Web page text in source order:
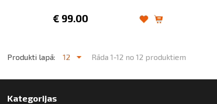
€ 99.00
Produkti lapā: 12 Rāda 1-12 no 12 produktiem
Kategorijas